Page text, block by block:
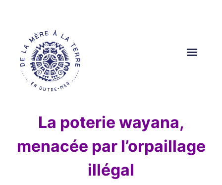
La poterie wayana,
menacée par l’orpaillage
illégal